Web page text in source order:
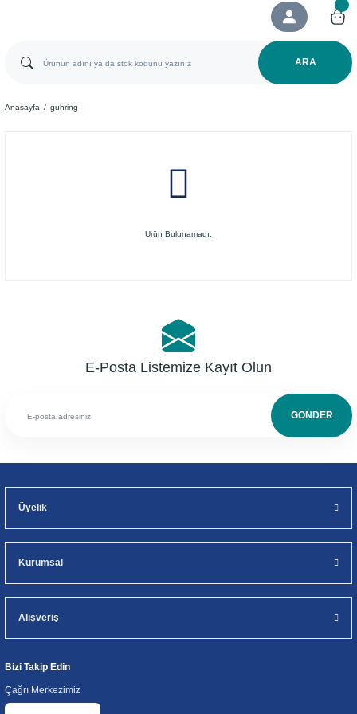
ARA
Anasayfa guhring
Ürün Bulunamadı.
E-Posta Listemize Kayıt Olun
GÖNDER
Üyelik
Kurumsal
Alışveriş
Bizi Takip Edin
Çağrı Merkezimiz